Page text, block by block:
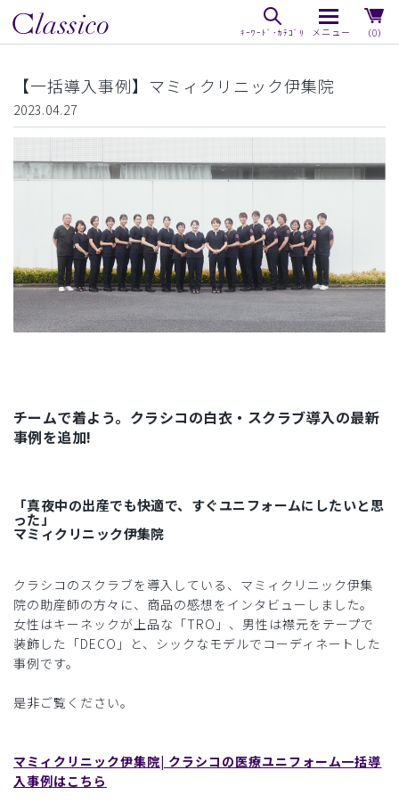
（0）
【一括導入事例】マミィクリニック伊集院
2023.04.27
チームで着よう。クラシコの白衣・スクラブ導入の最新
事例を追加!
「真夜中の出産でも快適で、すぐユニフォームにしたいと思
った」
マミィクリニック伊集院
クラシコのスクラブを導入している、マミィクリニック伊集
院の助産師の方々に、商品の感想をインタビューしました。
女性はキーネックが上品な「TRO」、男性は襟元をテープで
装飾した「DECO」と、シックなモデルでコーディネートした
事例です。
是非ご覧ください。
マミィクリニック伊集院| クラシコの医療ユニフォーム一括導
入事例はこちら